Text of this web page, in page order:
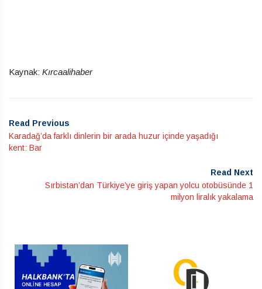
Kaynak: Kırcaalihaber
Read Previous
Karadağ’da farklı dinlerin bir arada huzur içinde yaşadığı
kent: Bar
Read Next
Sırbistan’dan Türkiye’ye giriş yapan yolcu otobüsünde 1
milyon liralık yakalama